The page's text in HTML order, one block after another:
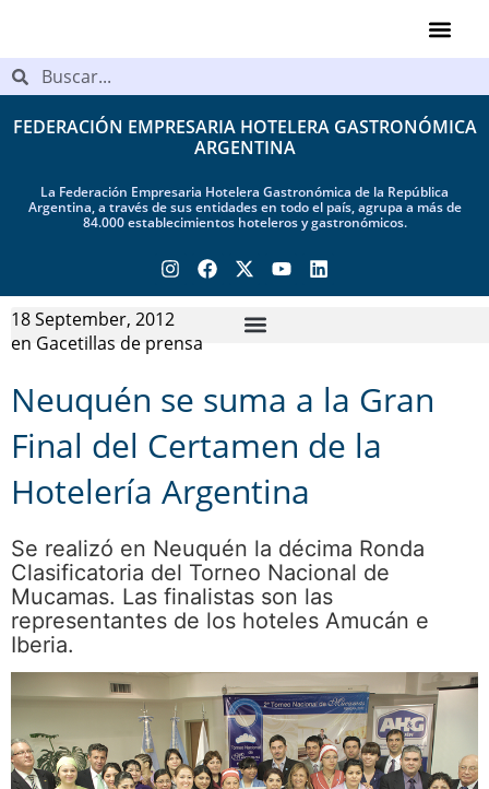
FEDERACIÓN EMPRESARIA HOTELERA GASTRONÓMICA
ARGENTINA
La Federación Empresaria Hotelera Gastronómica de la República
Argentina, a través de sus entidades en todo el país, agrupa a más de
84.000 establecimientos hoteleros y gastronómicos.
18 September, 2012
en Gacetillas de prensa
Neuquén se suma a la Gran
Final del Certamen de la
Hotelería Argentina
Se realizó en Neuquén la décima Ronda
Clasificatoria del Torneo Nacional de
Mucamas. Las finalistas son las
representantes de los hoteles Amucán e
Iberia.